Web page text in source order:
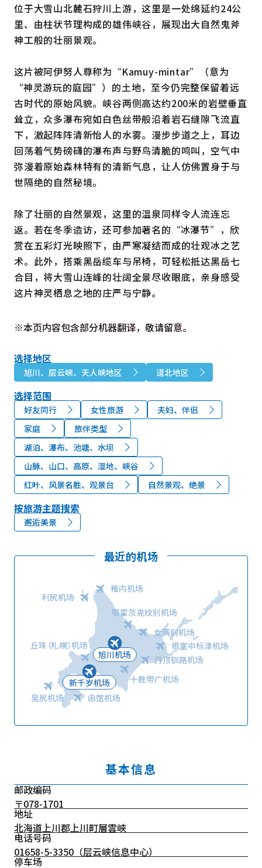
语言
位于大雪山北麓石狩川上游，这里是一处绵延约24公
里、由柱状节理构成的雄伟峡谷，展现出大自然鬼斧
神工般的壮丽景观。
这片被阿伊努人尊称为“Kamuy-mintar”（意为
“神灵游玩的庭园”）的土地，至今仍完整保留着远
古时代的原始风貌。峡谷两侧高达约200米的岩壁垂直
耸立，众多瀑布宛如白色丝带般沿着岩石缝隙飞流直
下，激起阵阵清新怡人的水雾。漫步步道之上，耳边
回荡着气势磅礴的瀑布声与野鸟清脆的鸣叫，空气中
弥漫着原始森林特有的清新气息，让人仿佛置身于与
世隔绝的自然秘境。
除了壮丽的自然景观，这里的温泉同样令人流连忘
返。若在冬季造访，还可参加著名的“冰瀑节”，欣
赏在五彩灯光映照下，由严寒凝结而成的壮观冰之艺
术。此外，搭乘黑岳缆车与吊椅，可轻松抵达黑岳七
合目，将大雪山连峰的壮阔全景尽收眼底，亲身感受
这片神灵栖息之地的庄严与宁静。
※本页内容包含部分机器翻译，敬请留意。
选择地区
旭川、层云峡、天人峡地区 道北地区
选择范围
好友同行 女性旅游
夫妇、伴侣
家庭
旅伴类型
湖泊、瀑布、池塘、水坝
山脉、山口、高原、湿地、峡谷
红叶、风景名胜、观景台
自然景观、绝景
按旅游主题搜索
邂逅美景
最近的机场
新千岁机场
丘珠（札幌）机场
函馆机场
奥尻机场
旭川机场
稚内机场
利尻机场
鄂霍茨克纹别机场
女满别机场
根室中标津机场
丹顶钏路机场
十胜带广机场
基本信息
邮政编码
〒078-1701
地址
北海道上川郡上川町層雲峡
电话号码
01658-5-3350 （层云峡信息中心）
停车场